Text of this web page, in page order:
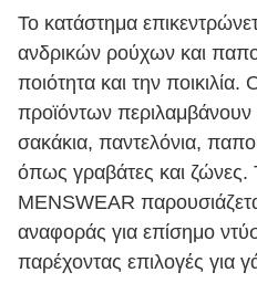
Το κατάστημα
ανδρικών ρούχων και
ποιότητα και την ποικιλία.
προϊόντων
σακάκια, παντελόνια,
όπως γραβάτες και
MENSWEAR
αναφοράς για επίσημο
παρέχοντας επιλογές για